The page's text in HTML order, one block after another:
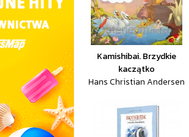
Kamishibai. Brzydkie
kaczątko
Hans Christian Andersen